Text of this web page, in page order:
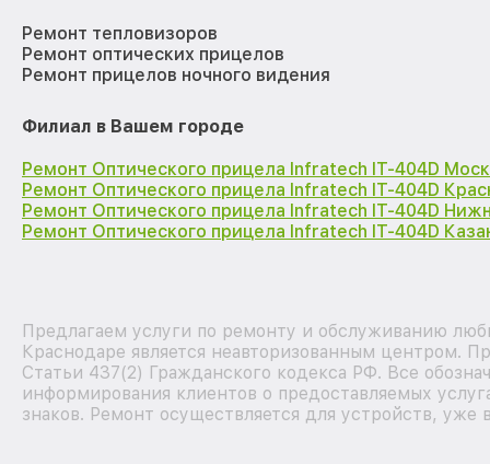
Ремонт тепловизоров
Ремонт оптических прицелов
Ремонт прицелов ночного видения
Филиал в Вашем городе
Ремонт Оптического прицела Infratech IT-404D
Ремонт Оптического прицела Infratech IT-404D
Ремонт Оптического прицела Infratech IT-404D
Ремонт Оптического прицела Infratech IT-404D
Предлагаем услуги по ремонту и обслуживанию
Краснодаре является неавторизованным центром.
Статьи 437(2) Гражданского кодекса РФ. Все
информирования клиентов о предоставляемых
знаков. Ремонт осуществляется для устройств,